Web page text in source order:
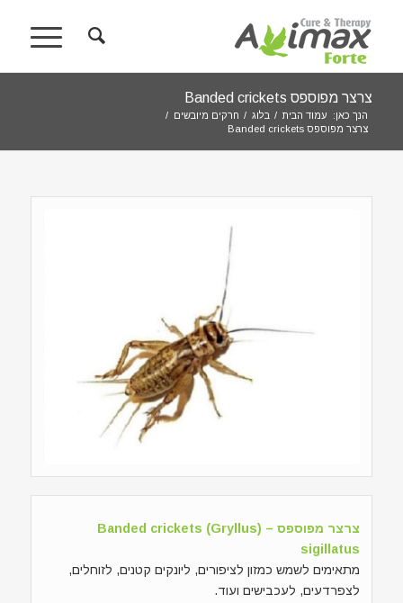
צרצר מפוספס Banded crickets
הנך כאן: עמוד הבית / בלוג / חרקים מיובשים /
צרצר מפוספס Banded crickets
צרצר מפוספס – (Banded crickets (Gryllus
sigillatus
מתאימים לשמש כמזון לציפורים, ליונקים קטנים, לזוחלים,
לצפרדעים, לעכבישים ועוד.